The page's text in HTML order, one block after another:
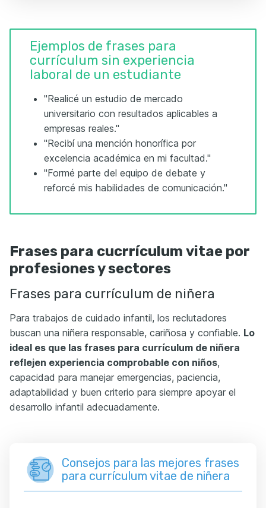
Ejemplos de frases para
currículum sin experiencia
laboral de un estudiante
"Realicé un estudio de mercado
universitario con resultados aplicables a
empresas reales."
"Recibí una mención honorífica por
excelencia académica en mi facultad."
"Formé parte del equipo de debate y
reforcé mis habilidades de comunicación."
Frases para cucrrículum vitae por
profesiones y sectores
Frases para currículum de niñera
Para trabajos de cuidado infantil, los reclutadores
buscan una niñera responsable, cariñosa y confiable. Lo
ideal es que las frases para currículum de niñera
reflejen experiencia comprobable con niños,
capacidad para manejar emergencias, paciencia,
adaptabilidad y buen criterio para siempre apoyar el
desarrollo infantil adecuadamente.
Consejos para las mejores frases
para currículum vitae de niñera